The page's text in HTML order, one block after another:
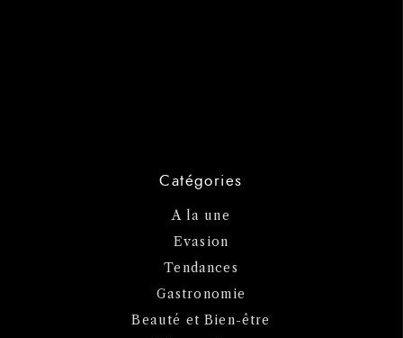
Catégories
A la une
Evasion
Tendances
Gastronomie
Beauté et Bien-être